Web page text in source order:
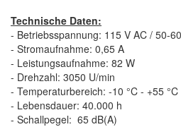
Technische Daten:
- Betriebsspannung: 115 V AC / 50-
- Stromaufnahme: 0,65 A
- Leistungsaufnahme: 82 W
- Drehzahl: 3050 U/min
- Temperaturbereich: -10 °C - +55 °C
- Lebensdauer: 40.000 h
- Schallpegel: 65 dB(A)